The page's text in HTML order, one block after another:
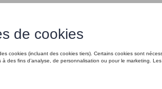
stuur links